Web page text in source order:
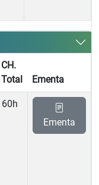
CH.
Total
Ementa
60h
Ementa